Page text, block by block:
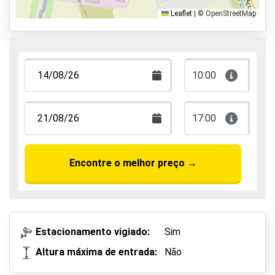
Valet
Park & Walk
Leaflet © OpenStreetMap
10:00
17:00
Encontre o melhor preço →
Estacionamento vigiado:
Sim
Altura máxima de entrada:
Não